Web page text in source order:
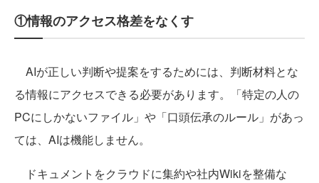
①情報のアクセス格差をなくす
AIが正しい判断や提案をするためには、判断材料とな
る情報にアクセスできる必要があります。「特定の人の
PCにしかないファイル」や「口頭伝承のルール」があっ
ては、AIは機能しません。
ドキュメントをクラウドに集約や社内Wikiを整備な